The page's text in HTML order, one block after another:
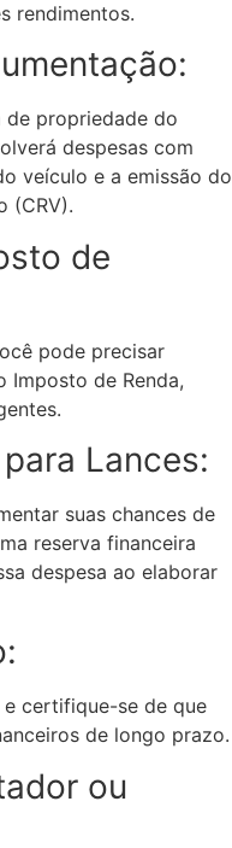
rendimentos.
de propriedade do
despesas com
veículo e a emissão do
(CRV).
de
pode precisar
Imposto de Renda,
Lances:
suas chances de
reserva financeira
despesa ao elaborar
certifique-se de que
de longo prazo.
ou